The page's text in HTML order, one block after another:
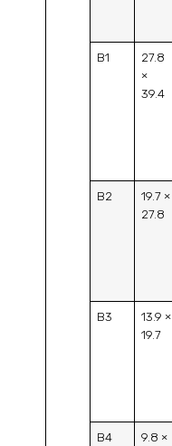
B1
27.8
×
39.4
B2
19.7 ×
27.8
B3
13.9 ×
19.7
B4
9.8 ×